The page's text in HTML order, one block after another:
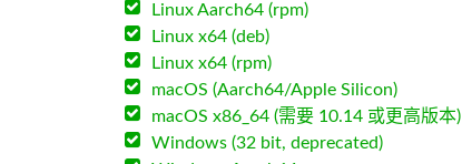
Linux Aarch64 (rpm)
Linux x64 (deb)
Linux x64 (rpm)
macOS (Aarch64/Apple Silicon)
macOS x86_64 (需要 10.14 或更高版本)
Windows (32 bit, deprecated)